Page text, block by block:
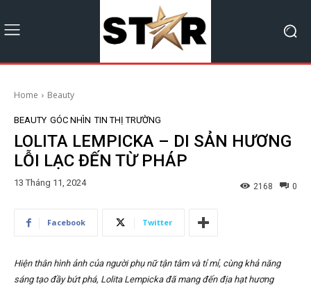
Home Beauty
BEAUTY GÓC NHÌN TIN THỊ TRƯỜNG
LOLITA LEMPICKA – DI SẢN HƯƠNG
LỖI LẠC ĐẾN TỪ PHÁP
13 Tháng 11, 2024 0
2168
Facebook Twitter
Hiện thân hình ảnh của người phụ nữ tận tâm và tỉ mỉ, cùng khả năng
sáng tạo đầy bứt phá, Lolita Lempicka đã mang đến địa hạt hương